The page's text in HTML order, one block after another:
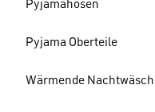
Pyjamahosen
Pyjama Oberteile
Wärmende